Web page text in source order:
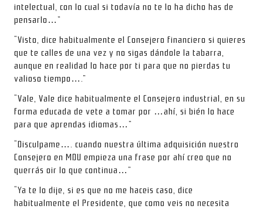
intelectual, con lo cual si todavía no te lo ha dicho has de
pensarlo…”
“Visto, dice habitualmente el Consejero financiero si quieres
que te calles de una vez y no sigas dándole la tabarra,
aunque en realidad lo hace por ti para que no pierdas tu
valioso tiempo….”
“Vale, Vale dice habitualmente el Consejero industrial, en su
forma educada de vete a tomar por …ahí, si bién lo hace
para que aprendas idiomas…”
“Disculpame…. cuando nuestra última adquisición nuestro
Consejero en MDU empieza una frase por ahí creo que no
querrás oir lo que continua…”
“Ya te lo dije, si es que no me haceis caso, dice
habitualmente el Presidente, que como veis no necesita